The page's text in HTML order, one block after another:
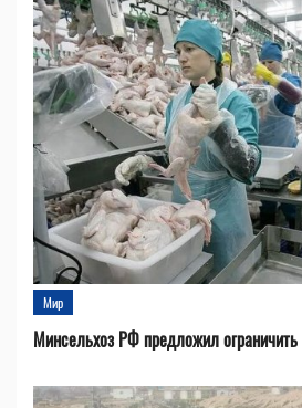
Мир
Минсельхоз РФ предложил